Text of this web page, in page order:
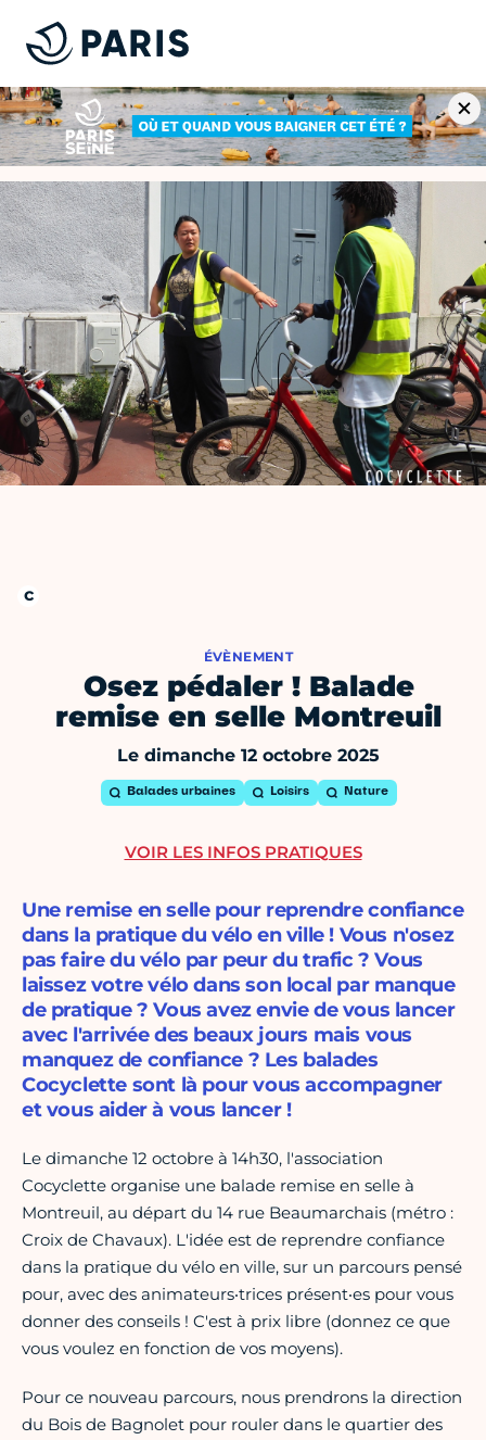
ÉVÈNEMENT
Osez pédaler ! Balade
remise en selle Montreuil
Le dimanche 12 octobre 2025
Balades urbaines Loisirs Nature
Une remise en selle pour reprendre confiance
dans la pratique du vélo en ville ! Vous n'osez
pas faire du vélo par peur du trafic ? Vous
laissez votre vélo dans son local par manque
de pratique ? Vous avez envie de vous lancer
avec l'arrivée des beaux jours mais vous
manquez de confiance ? Les balades
Cocyclette sont là pour vous accompagner
et vous aider à vous lancer !
Le dimanche 12 octobre à 14h30, l'association
Cocyclette organise une balade remise en selle à
Montreuil, au départ du 14 rue Beaumarchais (métro :
Croix de Chavaux). L'idée est de reprendre confiance
dans la pratique du vélo en ville, sur un parcours pensé
pour, avec des animateurs‧trices présent‧es pour vous
donner des conseils ! C'est à prix libre (donnez ce que
vous voulez en fonction de vos moyens).
Pour ce nouveau parcours, nous prendrons la direction
du Bois de Bagnolet pour rouler dans le quartier des
VOIR LES INFOS PRATIQUES